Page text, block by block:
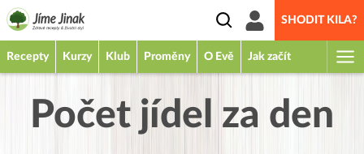
SHODIT KILA?
Recepty Kurzy Klub Proměny O Evě Jak začít
Počet jídel za den